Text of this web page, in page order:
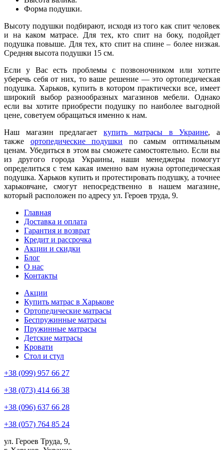
Форма подушки.
Высоту подушки подбирают, исходя из того как спит человек
и на каком матрасе. Для тех, кто спит на боку, подойдет
подушка повыше. Для тех, кто спит на спине – более низкая.
Средняя высота подушки 15 см.
Если у Вас есть проблемы с позвоночником или хотите
уберечь себя от них, то ваше решение — это ортопедическая
подушка. Харьков, купить в котором практически все, имеет
широкий выбор разнообразных магазинов мебели. Однако
если вы хотите приобрести подушку по наиболее выгодной
цене, советуем обращаться именно к нам.
Наш магазин предлагаеткупить матрасы в Украине, а
также ортопедические подушки по самым оптимальным
ценам. Убедиться в этом вы сможете самостоятельно. Если вы
из другого города Украины, наши менеджеры помогут
определиться с тем какая именно вам нужна ортопедическая
подушка. Харьков купить и протестировать подушку, а точнее
харьковчане, смогут непосредственно в нашем магазине,
который расположен по адресу ул. Героев труда, 9.
Главная
Доставка и оплата
Гарантия и возврат
Кредит и рассрочка
Акции и скидки
Блог
О нас
Контакты
Акции
Купить матрас в Харькове
Ортопедические матрасы
Беспружинные матрасы
Пружинные матрасы
Детские матрасы
Кровати
Стол и стул
+38 (099) 957 66 27
+38 (073) 414 66 38
+38 (096) 637 66 28
+38 (057) 764 85 24
ул. Героев Труда, 9,